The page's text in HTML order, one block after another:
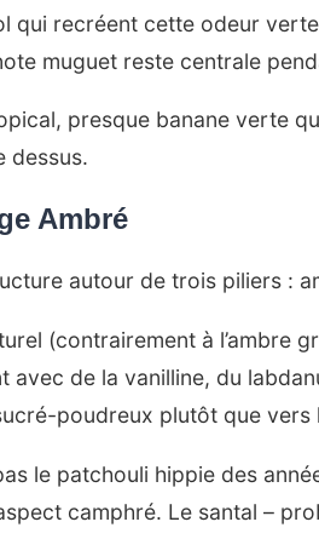
qui recréent cette odeur
muguet reste centrale
presque banane verte
dessus.
Ambré
autour de trois piliers :
(contrairement à l’ambre
avec de la vanilline, du
poudreux plutôt que vers
le patchouli hippie des
camphré. Le santal –